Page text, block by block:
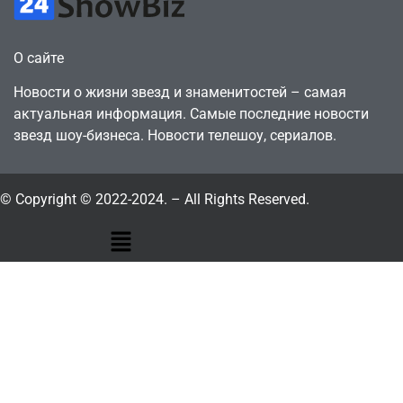
О сайте
Новости о жизни звезд и знаменитостей – самая
актуальная информация. Самые последние новости
звезд шоу-бизнеса. Новости телешоу, сериалов.
© Copyright © 2022-2024. – All Rights Reserved.